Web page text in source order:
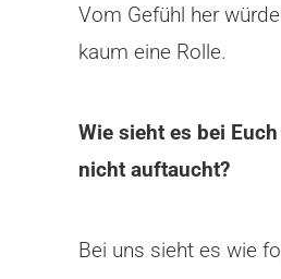
Vom Gefühl her
kaum eine Rolle.
Wie sieht es bei
nicht auftaucht?
Bei uns sieht es wie